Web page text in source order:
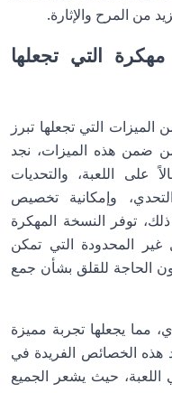
من المرح والإثارة.
مميزات لعبة Truck Star مهكرة التي تجعلها
الميزات التي تجعلها تبرز
ضمن هذه الميزات، نجد
على اللعبة، والتحديات
وإمكانية تخصيص
توفر النسخة المهكرة
غير المحدودة التي تمكن
الحاجة للقلق بشأن جمع
مما يجعلها تجربة مميزة
هذه الخصائص الفريدة في
حيث يشعر الجميع